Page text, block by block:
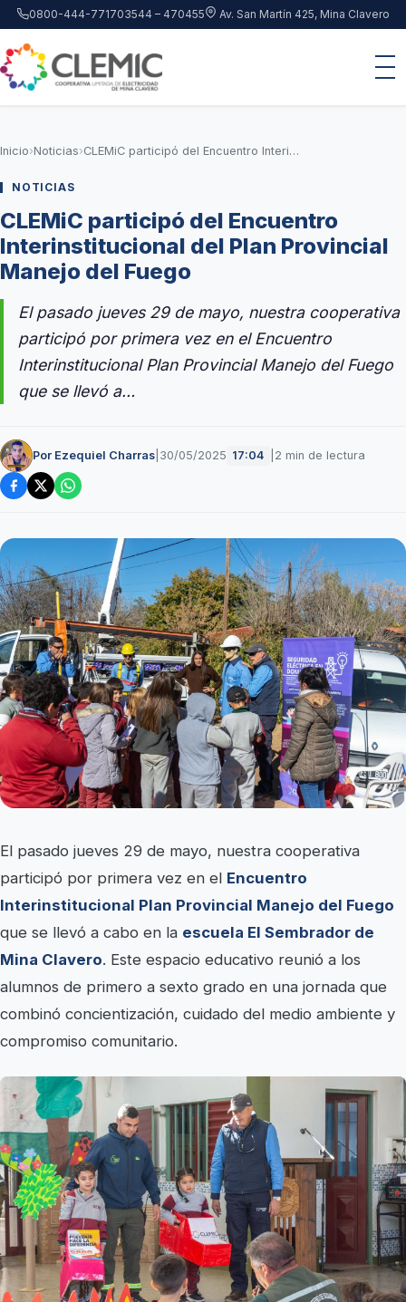
Saltar al contenido principal
0800-444-771703544 – 470455 Av. San Martín 425, Mina Clavero
Inicio›Noticias› CLEMiC participó del Encuentro Interinstitucional del Plan Provincial Manejo del Fuego
NOTICIAS
CLEMiC participó del Encuentro
Interinstitucional del Plan Provincial
Manejo del Fuego
El pasado jueves 29 de mayo, nuestra cooperativa
participó por primera vez en el Encuentro
Interinstitucional Plan Provincial Manejo del Fuego
que se llevó a…
Por Ezequiel Charras 30/05/2025 17:04 2 min de lectura
El pasado jueves 29 de mayo, nuestra cooperativa
participó por primera vez en el Encuentro
Interinstitucional Plan Provincial Manejo del Fuego
que se llevó a cabo en la escuela El Sembrador de
Mina Clavero. Este espacio educativo reunió a los
alumnos de primero a sexto grado en una jornada que
combinó concientización, cuidado del medio ambiente y
compromiso comunitario.